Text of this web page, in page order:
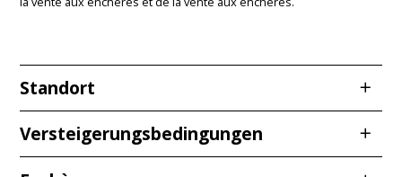
Standort
Redcarstraße 3
53842 Troisdorf
Versteigerungsbedingungen